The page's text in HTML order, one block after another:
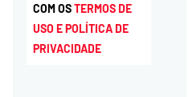
COM OSTERMOS DE
USO E POLÍTICA DE
PRIVACIDADE